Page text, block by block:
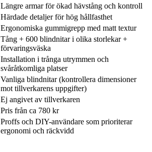
Längre armar för ökad hävstång och kontroll
Härdade detaljer för hög hållfasthet
Ergonomiska gummigrepp med matt textur
Tång + 600 blindnitar i olika storlekar +
förvaringsväska
Installation i trånga utrymmen och
svåråtkomliga platser
Vanliga blindnitar (kontrollera dimensioner
mot tillverkarens uppgifter)
Ej angivet av tillverkaren
Pris från ca 780 kr
Proffs och DIY-användare som prioriterar
ergonomi och räckvidd